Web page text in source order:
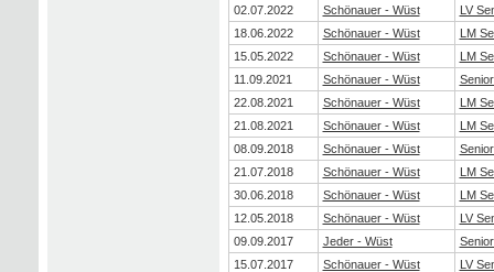
02.07.2022
Schönauer - Wüst
LV
18.06.2022
Schönauer - Wüst
LM
15.05.2022
Schönauer - Wüst
LM
11.09.2021
Schönauer - Wüst
22.08.2021
Schönauer - Wüst
LM
21.08.2021
Schönauer - Wüst
LM
08.09.2018
Schönauer - Wüst
21.07.2018
Schönauer - Wüst
LM
30.06.2018
Schönauer - Wüst
LM
12.05.2018
Schönauer - Wüst
LV
09.09.2017
Jeder - Wüst
15.07.2017
Schönauer - Wüst
LV